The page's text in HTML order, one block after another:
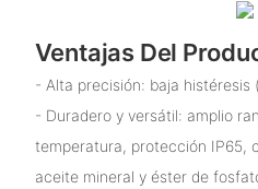
Ventajas Del
- Alta precisión: baja histéresis (
- Duradero y versátil: amplio
temperatura, protección IP65,
aceite mineral y éster de